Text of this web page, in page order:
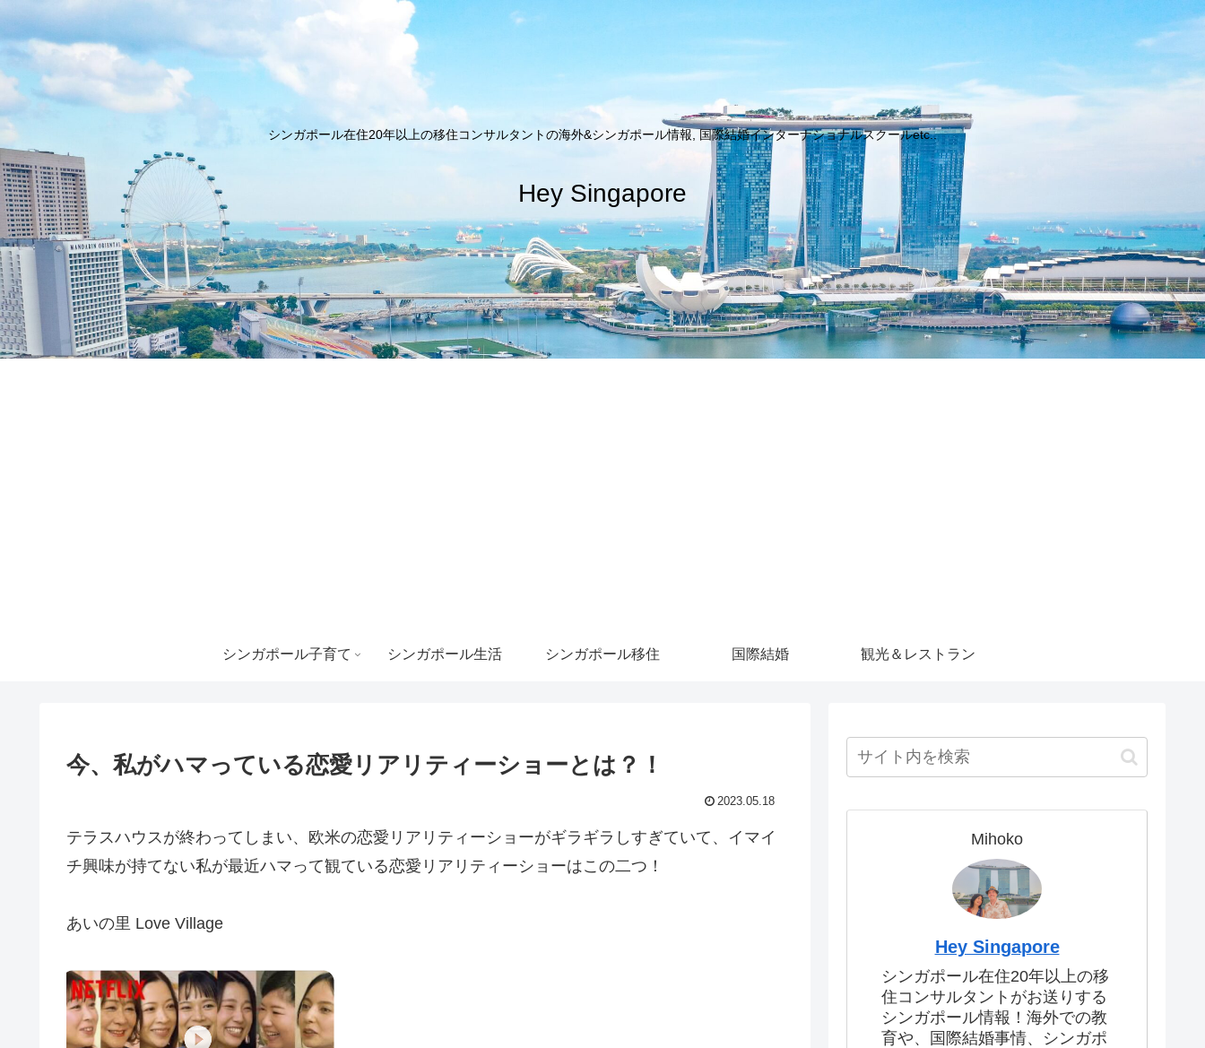
シンガポール在住20年以上の移住コンサルタントの海外&シンガポール情報, 国際結婚インターナショナルスクールetc..
Hey Singapore
シンガポール子育て シンガポール生活 シンガポール移住 国際結婚 観光＆レストラン
今、私がハマっている恋愛リアリティーショーとは？！
2023.05.18
テラスハウスが終わってしまい、欧米の恋愛リアリティーショーがギラギラしすぎていて、イマイ
チ興味が持てない私が最近ハマって観ている恋愛リアリティーショーはこの二つ！
あいの里 Love Village
Mihoko
Hey Singapore
シンガポール在住20年以上の移
住コンサルタントがお送りする
シンガポール情報！海外での教
育や、国際結婚事情、シンガポ